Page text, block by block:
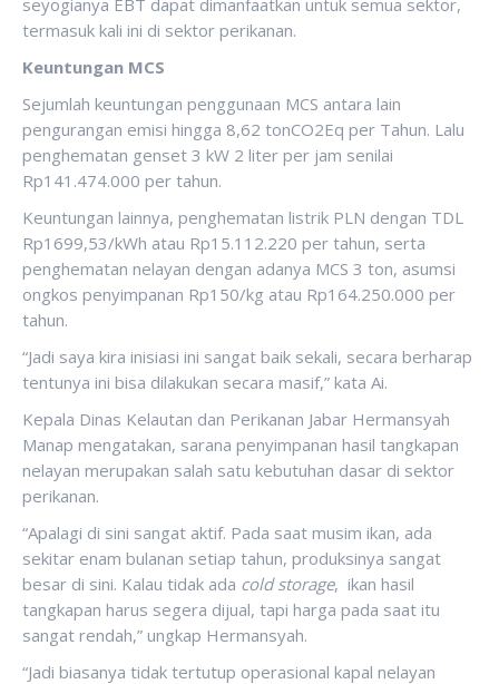
seyogianya EBT dapat dimanfaatkan untuk semua sektor,
termasuk kali ini di sektor perikanan.
Keuntungan MCS
Sejumlah keuntungan penggunaan MCS antara lain
pengurangan emisi hingga 8,62 tonCO2Eq per Tahun. Lalu
penghematan genset 3 kW 2 liter per jam senilai
Rp141.474.000 per tahun.
Keuntungan lainnya, penghematan listrik PLN dengan TDL
Rp1699,53/kWh atau Rp15.112.220 per tahun, serta
penghematan nelayan dengan adanya MCS 3 ton, asumsi
ongkos penyimpanan Rp150/kg atau Rp164.250.000 per
tahun.
“Jadi saya kira inisiasi ini sangat baik sekali, secara berharap
tentunya ini bisa dilakukan secara masif,” kata Ai.
Kepala Dinas Kelautan dan Perikanan Jabar Hermansyah
Manap mengatakan, sarana penyimpanan hasil tangkapan
nelayan merupakan salah satu kebutuhan dasar di sektor
perikanan.
“Apalagi di sini sangat aktif. Pada saat musim ikan, ada
sekitar enam bulanan setiap tahun, produksinya sangat
besar di sini. Kalau tidak ada cold storage, ikan hasil
tangkapan harus segera dijual, tapi harga pada saat itu
sangat rendah,” ungkap Hermansyah.
“Jadi biasanya tidak tertutup operasional kapal nelayan